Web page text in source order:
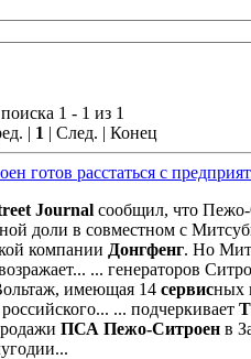
1 - 1 из 1
| 1 | След. | Конец
готов расстаться с
Journal сообщил, что
доли в совместном с
компании Донгфенг. Но
... генераторов
имеющая 14 сервисных
... подчеркивает
ПСА Пежо-Ситроен в